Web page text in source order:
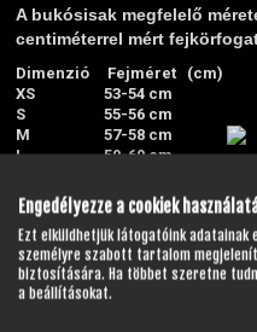
A bukósisak megfelelő
centiméterrel mért
Dimenzió
Fejméret (cm)
XS
53-54 cm
S
55-56 cm
M
57-58 cm
L
59-60 cm
XXL
61 cm
A méret
Engedélyezze a cookiek
Ezt elküldhetjük látogatóink adatainak
személyre szabott tartalom
biztosítására. Ha többet szeretne
a beállításokat.